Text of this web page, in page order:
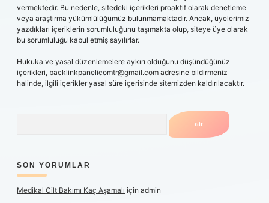
vermektedir. Bu nedenle, sitedeki içerikleri proaktif olarak denetleme
veya araştırma yükümlülüğümüz bulunmamaktadır. Ancak, üyelerimiz
yazdıkları içeriklerin sorumluluğunu taşımakta olup, siteye üye olarak
bu sorumluluğu kabul etmiş sayılırlar.
Hukuka ve yasal düzenlemelere aykırı olduğunu düşündüğünüz
içerikleri, backlinkpanelicomtr@gmail.com adresine bildirmeniz
halinde, ilgili içerikler yasal süre içerisinde sitemizden kaldırılacaktır.
SON YORUMLAR
Medikal Cilt Bakımı Kaç Aşamalı için admin